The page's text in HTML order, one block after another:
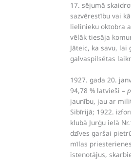
17. sējumā
sazvērestību vai
lielinieku oktobra
vēlāk tiesāja
Jāteic, ka savu,
galvaspilsētas
1927. gada 20.
94,78 % latvieši –
jaunību, jau ar
Sibīrijā; 1922.
klubā Jurģu ielā
dzīves garšai
mīlas
īstenotājus,